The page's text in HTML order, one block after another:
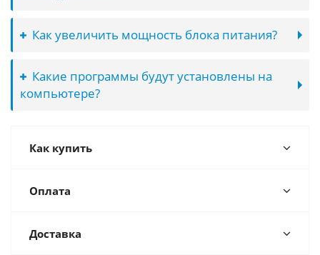
Как увеличить мощность блока питания?
Какие программы будут установлены на
компьютере?
Как купить
Оплата
Доставка